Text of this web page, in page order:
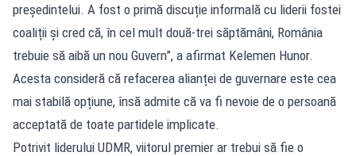
președintelui. A fost o primă discuție informală cu liderii fostei
coaliții și cred că, în cel mult două-trei săptămâni, România
trebuie să aibă un nou Guvern”, a afirmat Kelemen Hunor.
Acesta consideră că refacerea alianței de guvernare este cea
mai stabilă opțiune, însă admite că va fi nevoie de o persoană
acceptată de toate partidele implicate.
Potrivit liderului UDMR, viitorul premier ar trebui să fie o